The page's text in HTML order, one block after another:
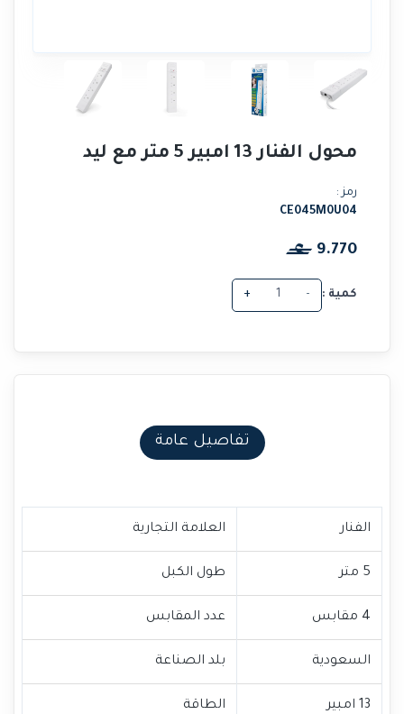
محول الفنار 13 امبير 5 متر مع ليد
رمز :
CE045M0U04
9.770
كمية : -
+
تفاصيل عامة
الفنار العلامة التجارية
5 متر طول الكبل
4 مقابس عدد المقابس
السعودية بلد الصناعة
13 امبير الطاقة